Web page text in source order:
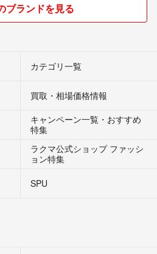
ブランドを見る
カテゴリ一覧
買取・相場価格情報
キャンペーン一覧・おすすめ
特集
ラクマ公式ショップ ファッシ
ョン特集
SPU